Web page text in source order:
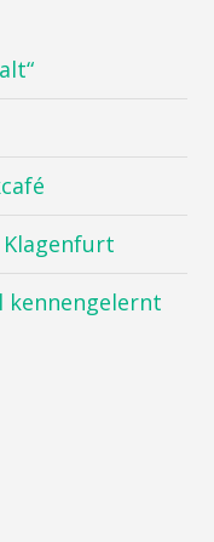
Klagenfurt
kennengelernt